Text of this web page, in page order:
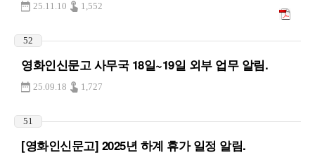
25.11.10 1,552
52
영화인신문고 사무국 18일~19일 외부 업무 알림.
25.09.18 1,727
51
[영화인신문고] 2025년 하계 휴가 일정 알림.